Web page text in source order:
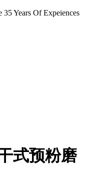
35 Years Of Expeiences
式预粉磨